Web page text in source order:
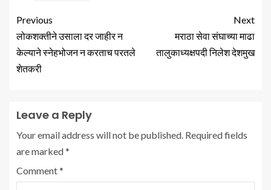
Previous
लोकशक्तीने उसाला दर जाहीर न
केल्याने स्नेहभोजन न करताच परतले
शेतकरी
Next
मराठा सेवा संघाच्या माढा
तालुकाध्यक्षपदी निलेश देशमुख
Leave a Reply
Your email address will not be published. Required fields
are marked*
Comment*